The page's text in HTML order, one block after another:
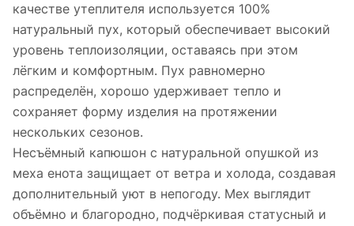
качестве утеплителя используется 100%
натуральный пух, который обеспечивает высокий
уровень теплоизоляции, оставаясь при этом
лёгким и комфортным. Пух равномерно
распределён, хорошо удерживает тепло и
сохраняет форму изделия на протяжении
нескольких сезонов.
Несъёмный капюшон с натуральной опушкой из
меха енота защищает от ветра и холода, создавая
дополнительный уют в непогоду. Мех выглядит
объёмно и благородно, подчёркивая статусный и